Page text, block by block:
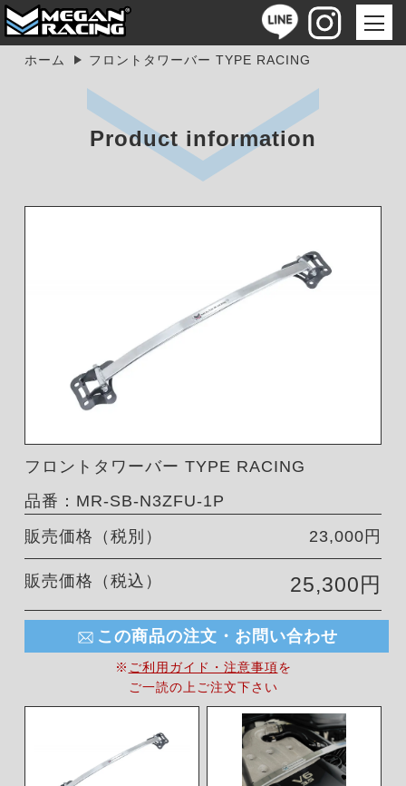
ホーム フロントタワーバー TYPE RACING
Product information
フロントタワーバー TYPE RACING
品番：MR-SB-N3ZFU-1P
販売価格（税別）
23,000円
販売価格（税込） 25,300円
この商品の注文・お問い合わせ
※ ご利用ガイド・注意事項を
ご一読の上ご注文下さい